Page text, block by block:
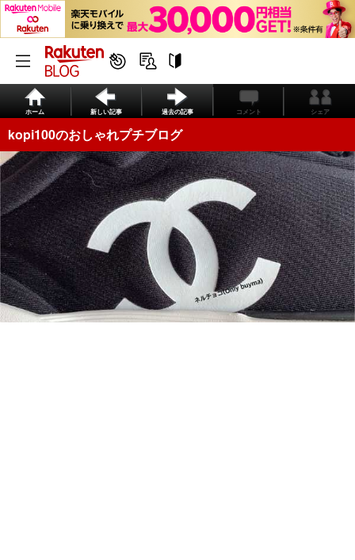
ホーム 新しい記事 過去の記事 コメント シェア
kopi100のおしゃれプチブログ